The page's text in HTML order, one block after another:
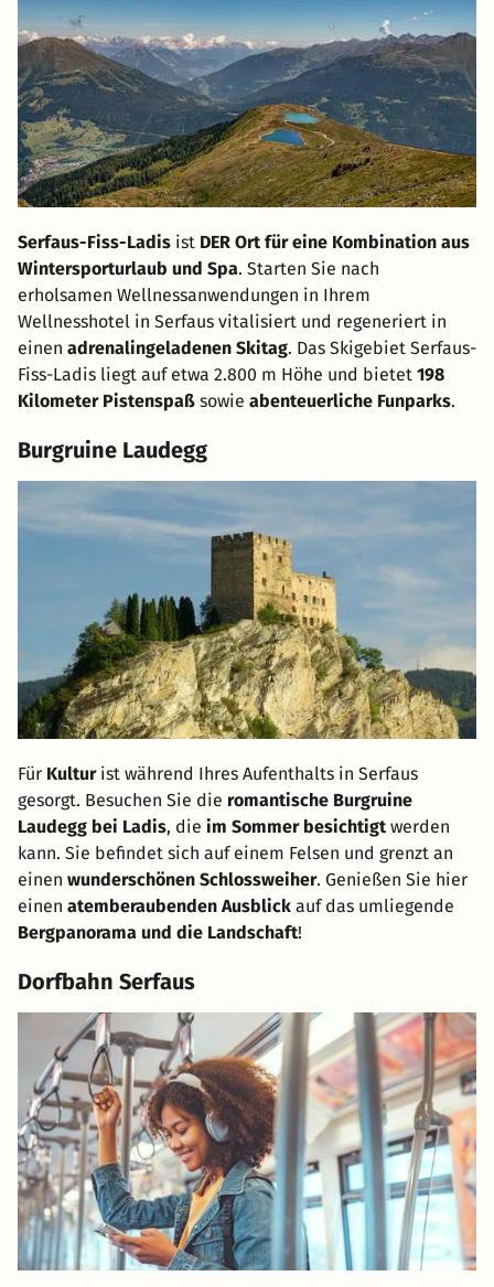
Serfaus-Fiss-Ladis ist DER Ort für eine Kombination aus
Wintersporturlaub und Spa. Starten Sie nach
erholsamen Wellnessanwendungen in Ihrem
Wellnesshotel in Serfaus vitalisiert und regeneriert in
einen adrenalingeladenen Skitag. Das Skigebiet Serfaus-
Fiss-Ladis liegt auf etwa 2.800 m Höhe und bietet 198
Kilometer Pistenspaß sowie abenteuerliche Funparks.
Burgruine Laudegg
Für Kulturist während Ihres Aufenthalts in Serfaus
gesorgt. Besuchen Sie die romantische Burgruine
Laudegg bei Ladis, die im Sommer besichtigt werden
kann. Sie befindet sich auf einem Felsen und grenzt an
einen wunderschönen Schlossweiher. Genießen Sie hier
einen atemberaubenden Ausblick auf das umliegende
Bergpanorama und die Landschaft!
Dorfbahn Serfaus